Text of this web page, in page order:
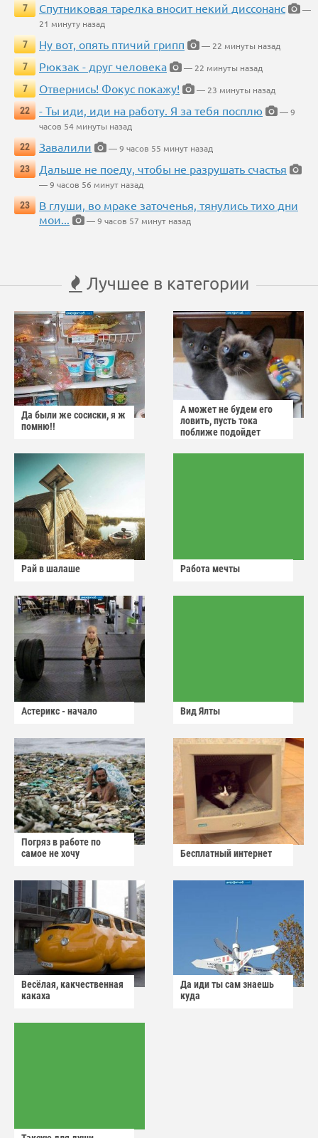
7
Спутниковая тарелка вносит некий диссонанс
—
21 минуту назад
7
Ну вот, опять птичий грипп
— 22 минуты назад
7
Рюкзак - друг человека
— 22 минуты назад
7
Отвернись! Фокус покажу!
— 23 минуты назад
22
- Ты иди, иди на работу. Я за тебя посплю
— 9
часов 54 минуты назад
22
Завалили
— 9 часов 55 минут назад
23
Дальше не поеду, чтобы не разрушать счастья
— 9 часов 56 минут назад
23
В глуши, во мраке заточенья, тянулись тихо дни
мои...
— 9 часов 57 минут назад
Лучшее в категории
Да были же сосиски, я ж
помню!!
А может не будем его
ловить, пусть тока
поближе подойдет
Рай в шалаше Работа мечты
Астерикс - начало Вид Ялты
Погряз в работе по
самое не хочу
Бесплатный интернет
Весёлая, какчественная
какаха
Да иди ты сам знаешь
куда